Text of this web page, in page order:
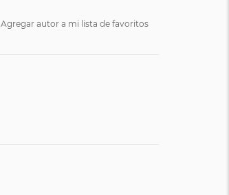
Agregar autor a mi lista de favoritos